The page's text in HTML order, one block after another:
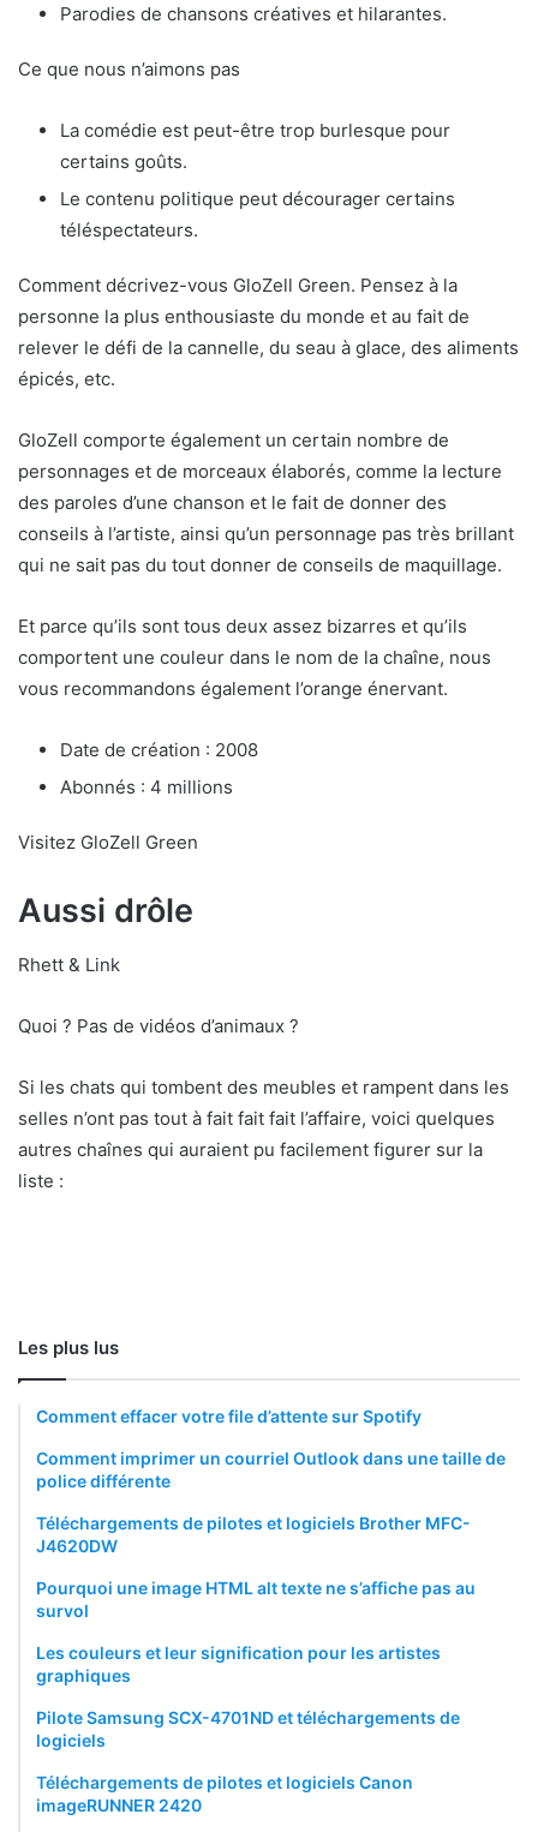
Parodies de chansons créatives et hilarantes.
Ce que nous n’aimons pas
La comédie est peut-être trop burlesque pour
certains goûts.
Le contenu politique peut décourager certains
téléspectateurs.
Comment décrivez-vous GloZell Green. Pensez à la
personne la plus enthousiaste du monde et au fait de
relever le défi de la cannelle, du seau à glace, des aliments
épicés, etc.
GloZell comporte également un certain nombre de
personnages et de morceaux élaborés, comme la lecture
des paroles d’une chanson et le fait de donner des
conseils à l’artiste, ainsi qu’un personnage pas très brillant
qui ne sait pas du tout donner de conseils de maquillage.
Et parce qu’ils sont tous deux assez bizarres et qu’ils
comportent une couleur dans le nom de la chaîne, nous
vous recommandons également l’orange énervant.
Date de création : 2008
Abonnés : 4 millions
Visitez GloZell Green
Aussi drôle
Rhett & Link
Quoi ? Pas de vidéos d’animaux ?
Si les chats qui tombent des meubles et rampent dans les
selles n’ont pas tout à fait fait fait l’affaire, voici quelques
autres chaînes qui auraient pu facilement figurer sur la
liste :
Les plus lus
Comment effacer votre file d’attente sur Spotify
Comment imprimer un courriel Outlook dans une taille de
police différente
Téléchargements de pilotes et logiciels Brother MFC-
J4620DW
Pourquoi une image HTML alt texte ne s’affiche pas au
survol
Les couleurs et leur signification pour les artistes
graphiques
Pilote Samsung SCX-4701ND et téléchargements de
logiciels
Téléchargements de pilotes et logiciels Canon
imageRUNNER 2420